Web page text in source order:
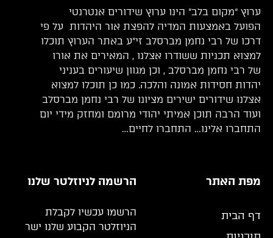
ערוץ “מקום בלב” הינו ערוץ שידורים אנטרנטי
הפועל באמצעות המדיה להפצת אור היהדות על פי
דרכו של רבי נחמן מברסלב זי”ע באתר הערוץ תוכלו
למצוא תכניות ששודרו אצלנו , המאירים את אורו
של רבי נחמן מברסלב , וכן מגוון שיעורים בעניני
יהדות חסידות אמונה והלכה. כמו כן תוכלו למצוא
אצלנו שידורים ישירים מציונו של רבי נחמן מברסלב
ועוד הרבה תוכן אמיתי יהודי מרומם ומחזק מידי יום
התחברו אלינו… התחברו לחיים…
מפת האתר
דף הבית
הרשמה לניוזלטר שלנו
הרשמו עכשיו לקבלת
הניוזלטר הקבוע שלנו ישר